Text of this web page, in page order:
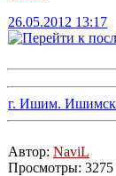
26.05.2012 13:17
г. Ишим.
Автор: NaviL
Просмотры: